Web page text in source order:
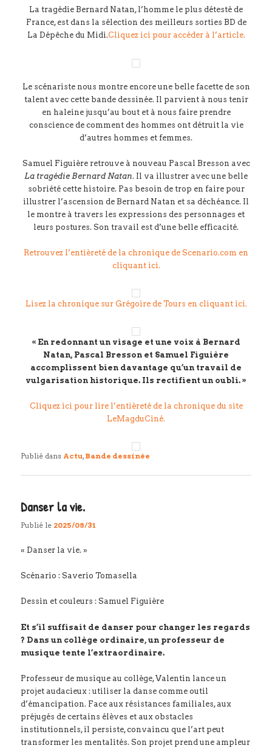
La tragédie Bernard Natan, l’homme le plus détesté de
France, est dans la sélection des meilleurs sorties BD de
La Dépêche du Midi.Cliquez ici pour accéder à l’article.
Le scénariste nous montre encore une belle facette de son
talent avec cette bande dessinée. Il parvient à nous tenir
en haleine jusqu’au bout et à nous faire prendre
conscience de comment des hommes ont détruit la vie
d’autres hommes et femmes.
Samuel Figuière retrouve à nouveau Pascal Bresson avec
La tragédie Bernard Natan. Il va illustrer avec une belle
sobriété cette histoire. Pas besoin de trop en faire pour
illustrer l’ascension de Bernard Natan et sa déchéance. Il
le montre à travers les expressions des personnages et
leurs postures. Son travail est d’une belle efficacité.
Retrouvez l’entièreté de la chronique de Scenario.com en
cliquant ici.
Lisez la chronique sur Grégoire de Tours en cliquant ici.
« En redonnant un visage et une voix à Bernard
Natan, Pascal Bresson et Samuel Figuière
accomplissent bien davantage qu’un travail de
vulgarisation historique. Ils rectifient un oubli. »
Cliquez ici pour lire l’entièreté de la chronique du site
LeMagduCiné.
Publié dans Actu,Bande dessinée
Danser la vie.
Publié le 2025/08/31
« Danser la vie. »
Scénario : Saverio Tomasella
Dessin et couleurs : Samuel Figuière
Et s’il suffisait de danser pour changer les regards
? Dans un collège ordinaire, un professeur de
musique tente l’extraordinaire.
Professeur de musique au collège, Valentin lance un
projet audacieux : utiliser la danse comme outil
d’émancipation. Face aux résistances familiales, aux
préjugés de certains élèves et aux obstacles
institutionnels, il persiste, convaincu que l’art peut
transformer les mentalités. Son projet prend une ampleur